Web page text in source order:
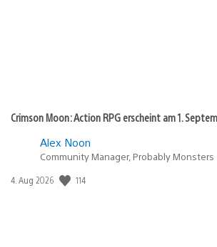
Crimson Moon: Action RPG erscheint am 1.
Alex Noon
Community Manager, Probably Monsters
Veröffentlichungsdatum:
4. Aug 2026 114